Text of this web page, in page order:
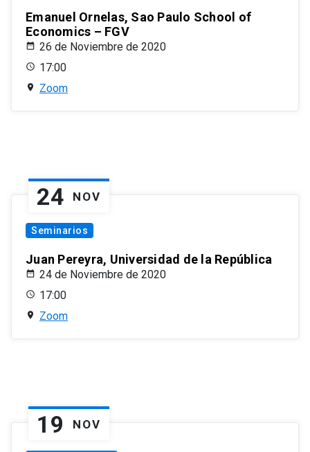
Emanuel Ornelas, Sao Paulo School of
Economics – FGV
26 de Noviembre de 2020
17:00
Zoom
24 NOV
Seminarios
Juan Pereyra, Universidad de la República
24 de Noviembre de 2020
17:00
Zoom
19 NOV